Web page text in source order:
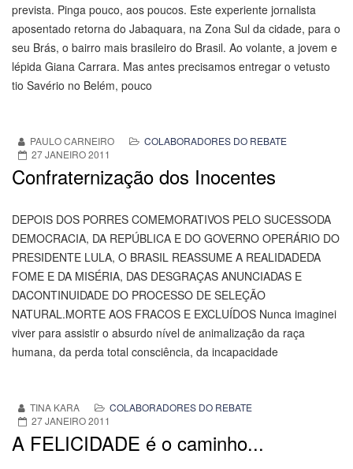
prevista. Pinga pouco, aos poucos. Este experiente jornalista
aposentado retorna do Jabaquara, na Zona Sul da cidade, para o
seu Brás, o bairro mais brasileiro do Brasil. Ao volante, a jovem e
lépida Giana Carrara. Mas antes precisamos entregar o vetusto
tio Savério no Belém, pouco
PAULO CARNEIRO
COLABORADORES DO REBATE
27 JANEIRO 2011
Confraternização dos Inocentes
DEPOIS DOS PORRES COMEMORATIVOS PELO SUCESSODA
DEMOCRACIA, DA REPÚBLICA E DO GOVERNO OPERÁRIO DO
PRESIDENTE LULA, O BRASIL REASSUME A REALIDADEDA
FOME E DA MISÉRIA, DAS DESGRAÇAS ANUNCIADAS E
DACONTINUIDADE DO PROCESSO DE SELEÇÃO
NATURAL.MORTE AOS FRACOS E EXCLUÍDOS Nunca imaginei
viver para assistir o absurdo nível de animalização da raça
humana, da perda total consciência, da incapacidade
TINA KARA
COLABORADORES DO REBATE
27 JANEIRO 2011
A FELICIDADE é o caminho...